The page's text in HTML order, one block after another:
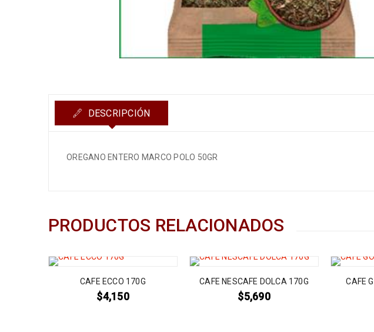
DESCRIPCIÓN
OREGANO ENTERO MARCO POLO 50GR
PRODUCTOS RELACIONADOS
CAFE ECCO 170G
$4,150
CAFE NESCAFE DOLCA 170G
$5,690
CAFE